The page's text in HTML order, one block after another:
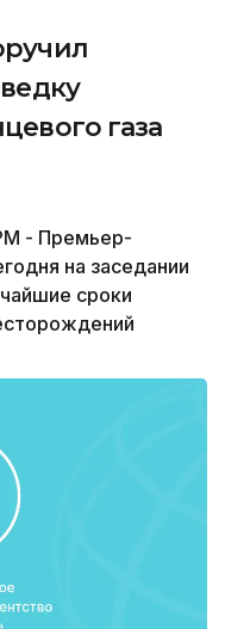
газа
- Премьер-
на заседании
сроки